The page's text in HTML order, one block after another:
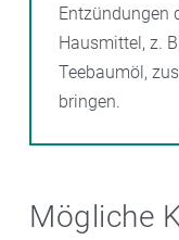
Entzündungen
Hausmittel, z.
Teebaumöl,
bringen.
Mögliche